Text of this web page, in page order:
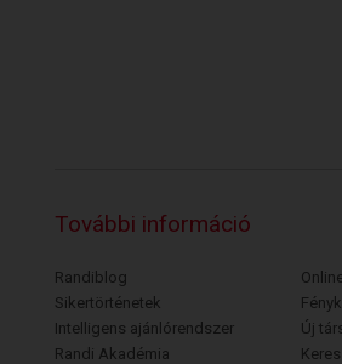
További információ
Randiblog
Sikertörténetek
Intelligens ajánlórendszer
Randi Akadémia
Új